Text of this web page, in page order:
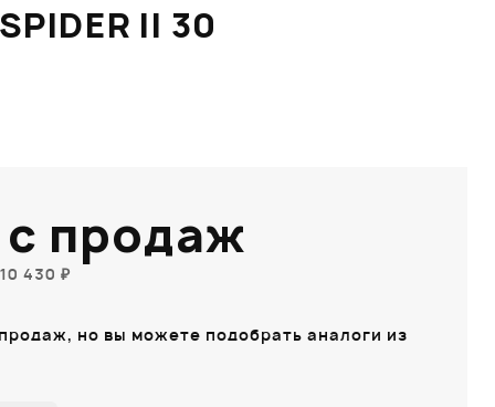
II 30
продаж
430 ₽
но вы можете подобрать аналоги из